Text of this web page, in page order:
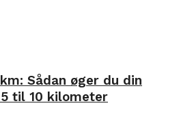
Sådan øger du din
til 10 kilometer